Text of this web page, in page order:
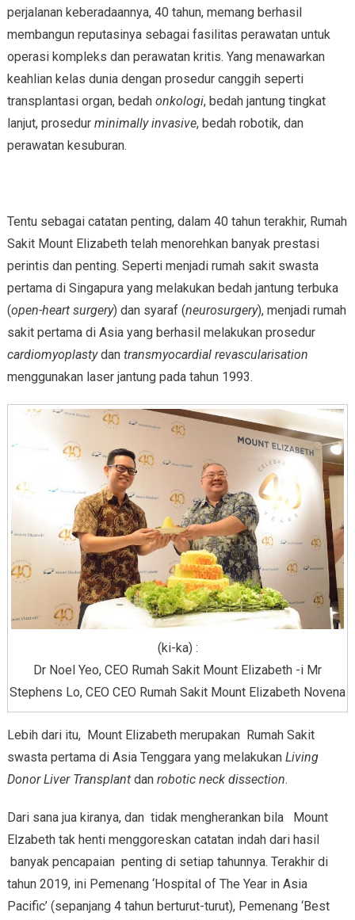
perjalanan keberadaannya, 40 tahun, memang berhasil
membangun reputasinya sebagai fasilitas perawatan untuk
operasi kompleks dan perawatan kritis. Yang menawarkan
keahlian kelas dunia dengan prosedur canggih seperti
transplantasi organ, bedah onkologi, bedah jantung tingkat
lanjut, prosedur minimally invasive, bedah robotik, dan
perawatan kesuburan.
Tentu sebagai catatan penting, dalam 40 tahun terakhir, Rumah
Sakit Mount Elizabeth telah menorehkan banyak prestasi
perintis dan penting. Seperti menjadi rumah sakit swasta
pertama di Singapura yang melakukan bedah jantung terbuka
(open-heart surgery) dan syaraf (neurosurgery), menjadi rumah
sakit pertama di Asia yang berhasil melakukan prosedur
cardiomyoplastydan transmyocardial revascularisation
menggunakan laser jantung pada tahun 1993.
(ki-ka) :
Dr Noel Yeo, CEO Rumah Sakit Mount Elizabeth -i Mr
Stephens Lo, CEO CEO Rumah Sakit Mount Elizabeth Novena
Lebih dari itu, Mount Elizabeth merupakan Rumah Sakit
swasta pertama di Asia Tenggara yang melakukan Living
Donor Liver Transplantdan robotic neck dissection.
Dari sana jua kiranya, dan tidak mengherankan bila Mount
Elzabeth tak henti menggoreskan catatan indah dari hasil
banyak pencapaian penting di setiap tahunnya. Terakhir di
tahun 2019, ini Pemenang ‘Hospital of The Year in Asia
Pacific’ (sepanjang 4 tahun berturut-turut), Pemenang ‘Best